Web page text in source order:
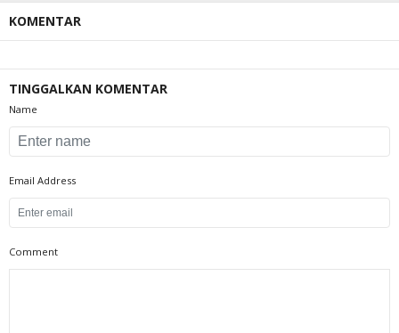
KOMENTAR
TINGGALKAN KOMENTAR
Name
Email Address
Comment